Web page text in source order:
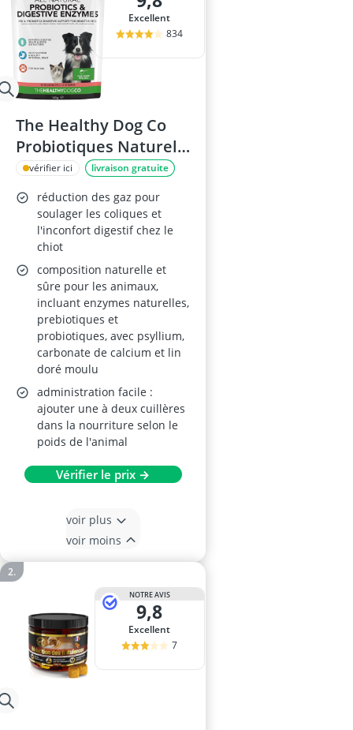
Excellent
834
The Healthy Dog Co
Probiotiques Naturels
Chien 140g
vérifier ici livraison gratuite
réduction des gaz pour
soulager les coliques et
l'inconfort digestif chez le
chiot
composition naturelle et
sûre pour les animaux,
incluant enzymes naturelles,
prebiotiques et
probiotiques, avec psyllium,
carbonate de calcium et lin
doré moulu
administration facile :
ajouter une à deux cuillères
dans la nourriture selon le
poids de l'animal
Vérifier le prix →
voir plus
voir moins
NOTRE AVIS
9,8
Excellent
7